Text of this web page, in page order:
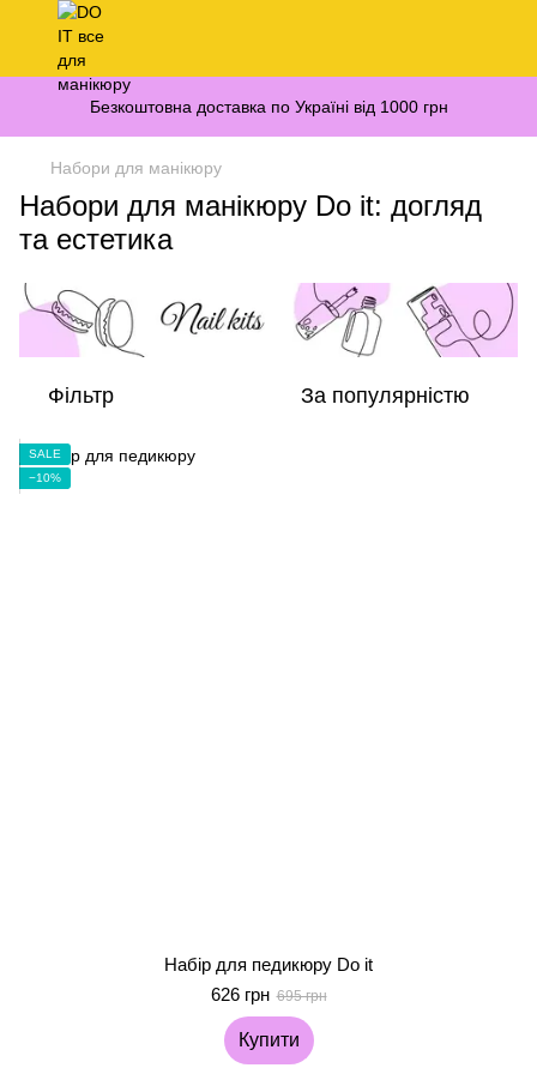
Безкоштовна доставка по Україні від 1000 грн
Набори для манікюру
Набори для манікюру Do it: догляд
та естетика
Фільтр За популярністю
SALE
−10%
Набір для педикюру Do it
626 грн 695 грн
Купити